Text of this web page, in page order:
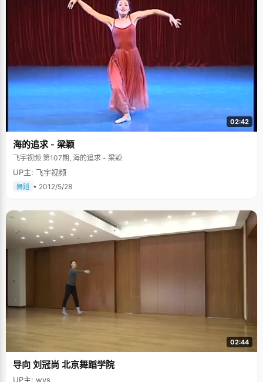
02:42
海的追求 - 梁颖
飞宇视频 第107期, 海的追求 - 梁颖
UP主: 飞宇视频
舞蹈 • 2012/5/28
02:44
导向 刘冠尚 北京舞蹈学院
UP主: wys